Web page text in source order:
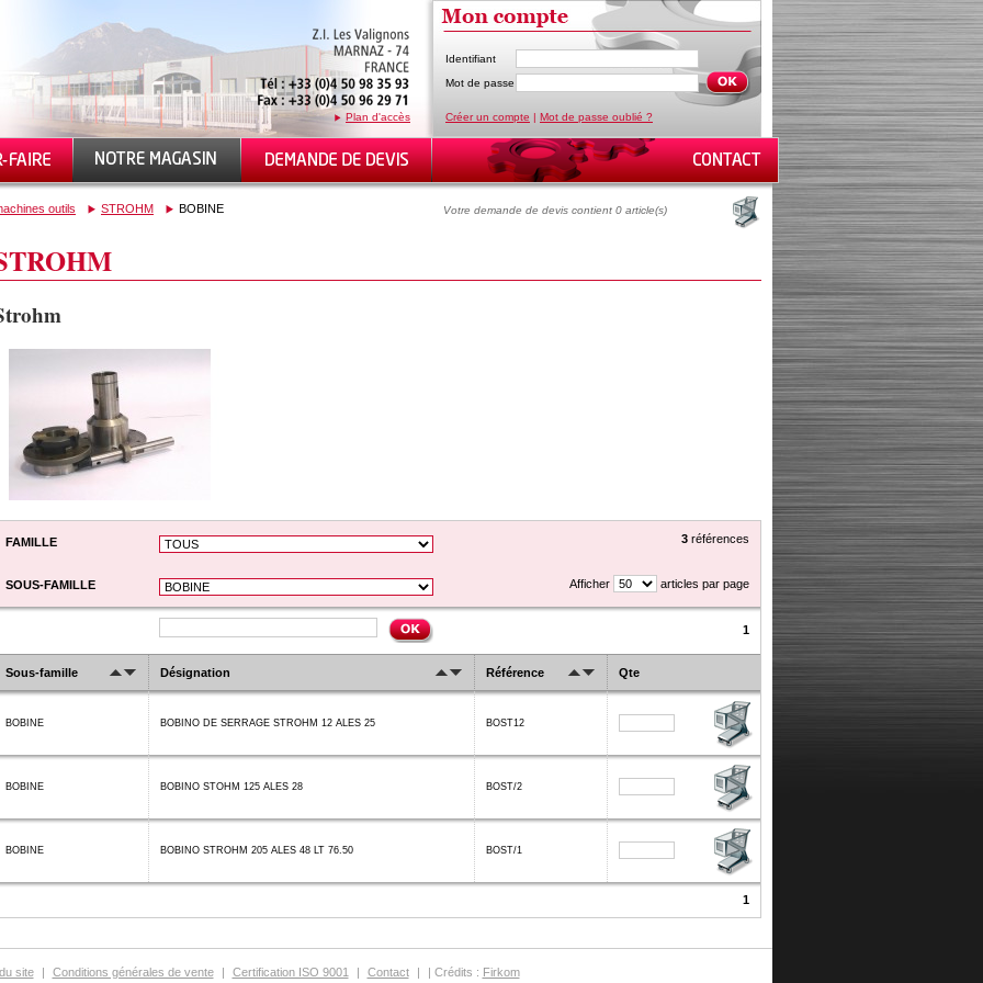
Plan d'accès
Identifiant
Mot de passe
Créer un compte | Mot de passe oublié ?
outils STROHM BOBINE Votre demande de devis contient 0 article(s)
FAMILLE 3 références
SOUS-FAMILLE Afficher articles par page
1
Sous-famille Désignation Référence Qte
BOBINE BOBINO DE SERRAGE STROHM 12 ALES 25 BOST12
BOBINE BOBINO STOHM 125 ALES 28 BOST/2
BOBINE BOBINO STROHM 205 ALES 48 LT 76.50 BOST/1
1
site | Conditions générales de vente | Certification ISO 9001 | Contact | | Crédits : Firkom